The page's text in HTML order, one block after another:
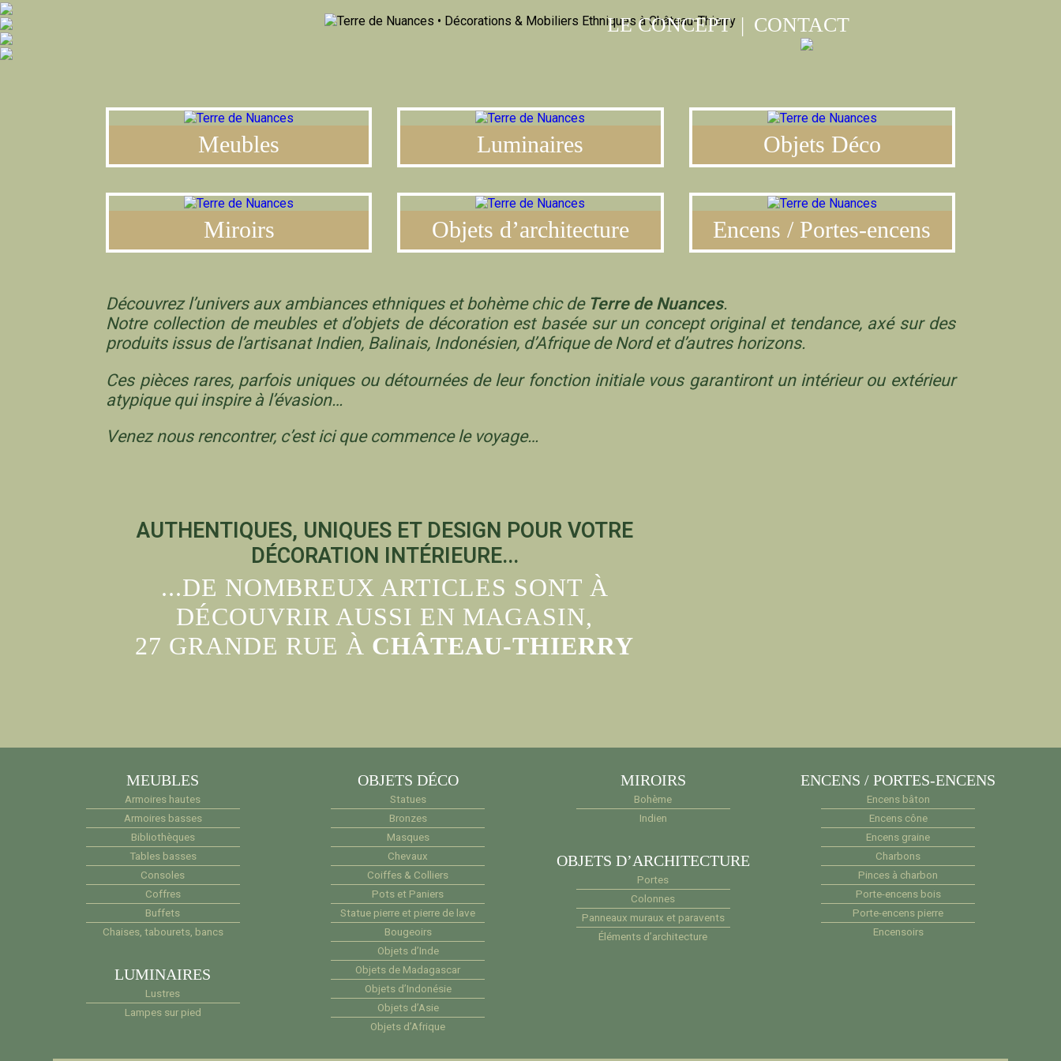
LE CONCEPT| CONTACT
Meubles Luminaires Objets Déco
Miroirs Objets d’architecture Encens / Portes-encens
Découvrez l’univers aux ambiances ethniques et bohème chic de Terre de Nuances.
Notre collection de meubles et d’objets de décoration est basée sur un concept original et tendance, axé sur des
produits issus de l’artisanat Indien, Balinais, Indonésien, d’Afrique de Nord et d’autres horizons.
Ces pièces rares, parfois uniques ou détournées de leur fonction initiale vous garantiront un intérieur ou extérieur
atypique qui inspire à l’évasion…
Venez nous rencontrer, c’est ici que commence le voyage…
AUTHENTIQUES, UNIQUES ET DESIGN POUR VOTRE
DÉCORATION INTÉRIEURE...
...DE NOMBREUX ARTICLES SONT À
DÉCOUVRIR AUSSI EN MAGASIN,
27 GRANDE RUE À CHÂTEAU-THIERRY
MEUBLES
Armoires hautes
Armoires basses
Bibliothèques
Tables basses
Consoles
Coffres
Buffets
Chaises, tabourets, bancs
LUMINAIRES
Lustres
Lampes sur pied
OBJETS DÉCO
Statues
Bronzes
Masques
Chevaux
Coiffes & Colliers
Pots et Paniers
Statue pierre et pierre de lave
Bougeoirs
Objets d’Inde
Objets de Madagascar
Objets d’Indonésie
Objets d’Asie
Objets d’Afrique
MIROIRS
Bohème
Indien
OBJETS D’ARCHITECTURE
Portes
Colonnes
Panneaux muraux et paravents
Éléments d’architecture
ENCENS / PORTES-ENCENS
Encens bâton
Encens cône
Encens graine
Charbons
Pinces à charbon
Porte-encens bois
Porte-encens pierre
Encensoirs